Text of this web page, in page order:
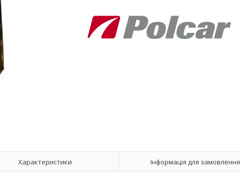
Характеристики Інформація для замовлення